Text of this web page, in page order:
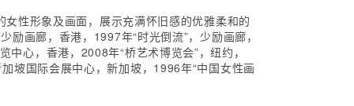
性形象及画面，展示充满怀旧感的优雅柔和的
画廊，香港，1997年“时光倒流”，少励画廊，
心，香港，2008年“桥艺术博览会”，纽约，
坡国际会展中心，新加坡，1996年“中国女性画